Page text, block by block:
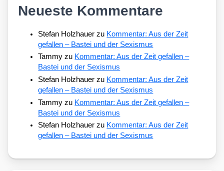
Neueste Kommentare
Stefan Holzhauer zu Kommentar: Aus der Zeit
gefallen – Bastei und der Sexismus
Tammy zu Kommentar: Aus der Zeit gefallen –
Bastei und der Sexismus
Stefan Holzhauer zu Kommentar: Aus der Zeit
gefallen – Bastei und der Sexismus
Tammy zu Kommentar: Aus der Zeit gefallen –
Bastei und der Sexismus
Stefan Holzhauer zu Kommentar: Aus der Zeit
gefallen – Bastei und der Sexismus